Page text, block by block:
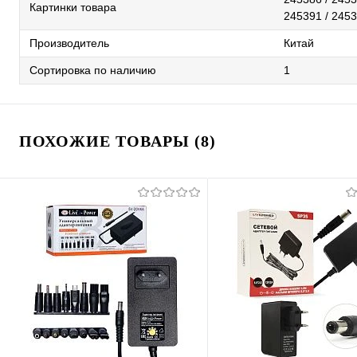
Картинки товара
245391 /
Производитель Китай
Сортировка по наличию 1
ПОХОЖИЕ ТОВАРЫ (8)